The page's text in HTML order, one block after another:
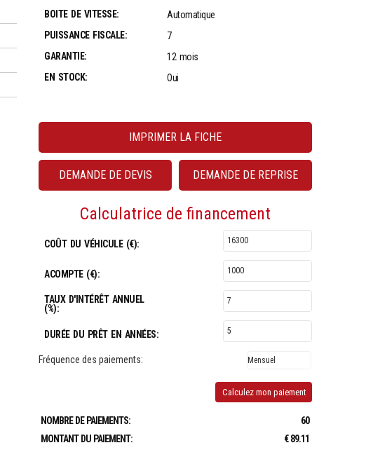
BOITE DE VITESSE:
Automatique
PUISSANCE FISCALE:
7
GARANTIE:
12 mois
EN STOCK:
Oui
IMPRIMER LA FICHE
DEMANDE DE DEVIS DEMANDE DE REPRISE
Calculatrice de financement
COÛT DU VÉHICULE (€):
ACOMPTE (€):
TAUX D'INTÉRÊT ANNUEL
(%):
DURÉE DU PRÊT EN ANNÉES:
Fréquence des paiements:
Calculez mon paiement
NOMBRE DE PAIEMENTS:
60
MONTANT DU PAIEMENT:
€ 89.11